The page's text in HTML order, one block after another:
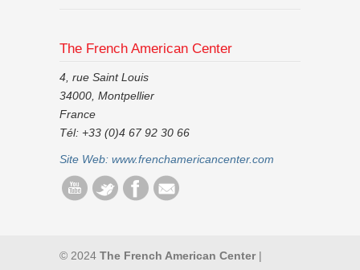
The French American Center
4, rue Saint Louis
34000, Montpellier
France
Tél: +33 (0)4 67 92 30 66
Site Web: www.frenchamericancenter.com
© 2024 The French American Center|